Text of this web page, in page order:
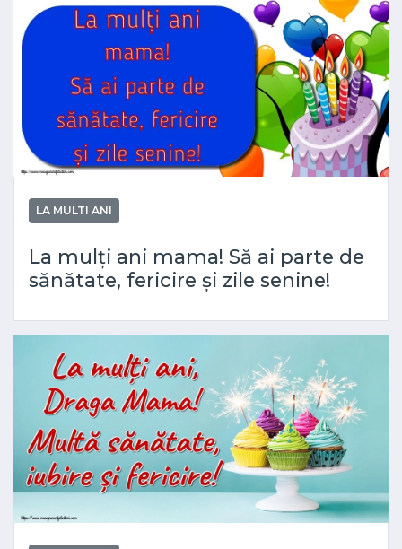
LA MULTI ANI
La mulți ani mama! Să ai parte de
sănătate, fericire și zile senine!